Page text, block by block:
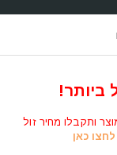
ביותר!
ותקבלו מחיר זול
כאן